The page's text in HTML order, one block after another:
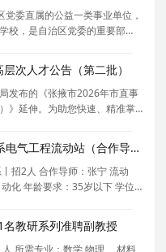
委直属的公益一类事业单位，
校，是自治区党委的重要部
的思想理论建设的重要阵地，
和重要智
次人才公告（第二批）
发布的《张掖市2026年市直事
》延伸。为助您快速、精准掌
黎职业学院的岗位信息与报考
整且准
清华大学电机工程与应用电子技术系电气工程流动站（合作导师张宁）2026年招聘2名博士后
招2人 合作导师：张宁 流动
化 年龄要求：35岁以下 学位要
据驱动的电力系统安全稳定规
教研系列准聘副教授
所需专业：数学 物理 、材料